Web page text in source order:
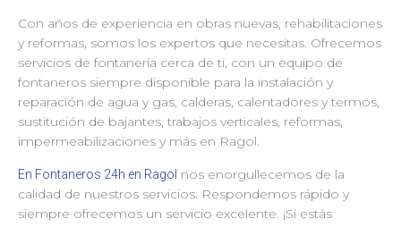
Con años de experiencia en obras nuevas, rehabilitaciones
y reformas, somos los expertos que necesitas. Ofrecemos
servicios de fontanería cerca de ti, con un equipo de
fontaneros siempre disponible para la instalación y
reparación de agua y gas, calderas, calentadores y termos,
sustitución de bajantes, trabajos verticales, reformas,
impermeabilizaciones y más en Ragol.
En Fontaneros 24h en Ragol nos enorgullecemos de la
calidad de nuestros servicios. Respondemos rápido y
siempre ofrecemos un servicio excelente. ¡Si estás